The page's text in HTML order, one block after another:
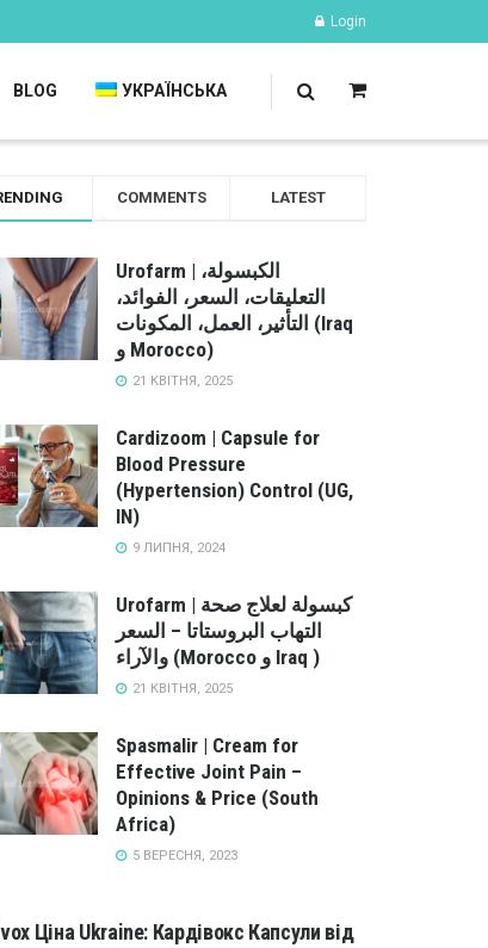
Login
BLOG УКРАЇНСЬКА
COMMENTS LATEST
Urofarm | الكبسولة،
التعليقات، السعر، الفوائد،
التأثير، العمل، المكونات (Iraq
و Morocco)
21 КВІТНЯ, 2025
Cardizoom | Capsule for
Blood Pressure
(Hypertension) Control (UG,
IN)
9 ЛИПНЯ, 2024
Urofarm | كبسولة لعلاج صحة
التهاب البروستاتا – السعر
والآراء (Morocco و Iraq )
21 КВІТНЯ, 2025
Spasmalir | Cream for
Effective Joint Pain –
Opinions & Price (South
Africa)
5 ВЕРЕСНЯ, 2023
Ціна Ukraine: Кардівокс Капсули від